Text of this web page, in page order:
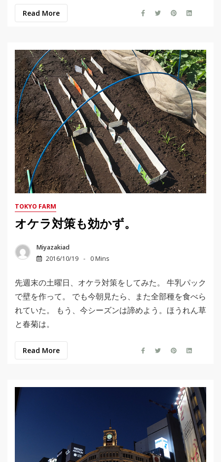
Read More
TOKYO FARM
オケラ対策も効かず。
Miyazakiad
2016/10/19
0 Mins
先週末の土曜日、オケラ対策をしてみた。 牛乳パック
で壁を作って。 でも今朝見たら、また全部種を食べら
れていた。 もう、今シーズンは諦めよう。ほうれん草
と春菊は。
Read More